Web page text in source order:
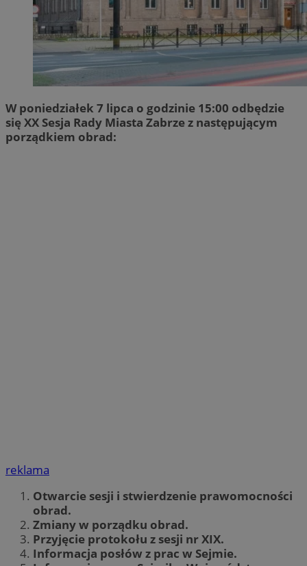
W poniedziałek 7 lipca o godzinie 15:00 odbędzie
się XX Sesja Rady Miasta Zabrze z następującym
porządkiem obrad:
reklama
Otwarcie sesji i stwierdzenie prawomocności
obrad.
Zmiany w porządku obrad.
Przyjęcie protokołu z sesji nr XIX.
Informacja posłów z prac w Sejmie.